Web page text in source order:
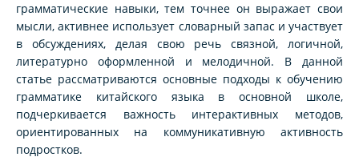
грамматические навыки, тем точнее он выражает свои
мысли, активнее использует словарный запас и участвует
в обсуждениях, делая свою речь связной, логичной,
литературно оформленной и мелодичной. В данной
статье рассматриваются основные подходы к обучению
грамматике китайского языка в основной школе,
подчеркивается важность интерактивных методов,
ориентированных на коммуникативную активность
подростков.